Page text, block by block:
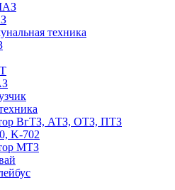
техника
ВгТЗ, АТЗ, ОТЗ, ПТЗ
K-702
МТЗ